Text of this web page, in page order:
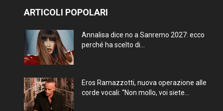
ARTICOLI POPOLARI
Annalisa dice no a Sanremo 2027: ecco
perché ha scelto di...
Eros Ramazzotti, nuova operazione alle
corde vocali: “Non mollo, voi siete...